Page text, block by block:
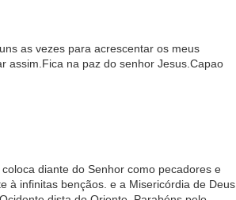
as vezes para acrescentar os meus
assim.Fica na paz do senhor Jesus.Capao
diante do Senhor como pecadores e
à infinitas bençãos. e a Misericórdia de Deus